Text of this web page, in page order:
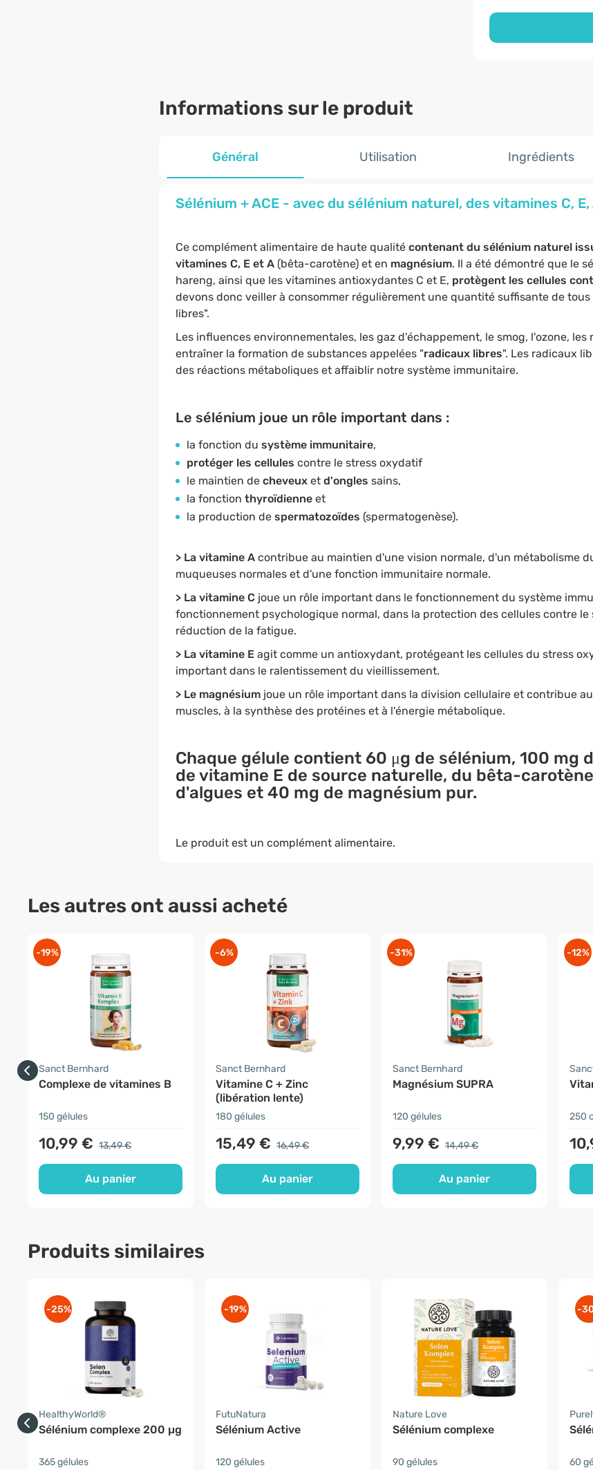
Informations sur le produit
Général Utilisation Ingrédients
Sélénium + ACE - avec du sélénium naturel, des vitamines C,
Ce complément alimentaire de haute qualité contenant du sélénium naturel
vitamines C, E et A (bêta-carotène) et en magnésium. Il a été démontré que le
hareng, ainsi que les vitamines antioxydantes C et E, protègent les cellules
devons donc veiller à consommer régulièrement une quantité suffisante de
libres".
Les influences environnementales, les gaz d'échappement, le smog, l'ozone, les
entraîner la formation de substances appelées "radicaux libres". Les radicaux
des réactions métaboliques et affaiblir notre système immunitaire.
Le sélénium joue un rôle important dans :
la fonction du système immunitaire,
protéger les cellules contre le stress oxydatif
le maintien de cheveux et d'ongles sains,
la fonction thyroïdienne et
la production de spermatozoïdes (spermatogenèse).
> La vitamine A contribue au maintien d'une vision normale, d'un métabolisme
muqueuses normales et d'une fonction immunitaire normale.
> La vitamine Cjoue un rôle important dans le fonctionnement du système
fonctionnement psychologique normal, dans la protection des cellules contre le
réduction de la fatigue.
> La vitamine E agit comme un antioxydant, protégeant les cellules du stress
important dans le ralentissement du vieillissement.
> Le magnésium joue un rôle important dans la division cellulaire et contribue
muscles, à la synthèse des protéines et à l'énergie métabolique.
Chaque gélule contient60 μg de sélénium, 100 mg
de vitamine E de source naturelle, du bêta-
d'algues et 40 mg de magnésium pur.
Le produit est un complément alimentaire.
Les autres ont aussi acheté
-19%
Sanct Bernhard
Complexe de vitamines B
150 gélules
10,99 € 13,49 €
Au panier
-6%
Sanct Bernhard
Vitamine C + Zinc
(libération lente)
180 gélules
15,49 € 16,49 €
Au panier
-31%
Sanct Bernhard
Magnésium SUPRA
120 gélules
9,99 € 14,49 €
Au panier
-12%
250
Produits similaires
-25%
HealthyWorld®
Sélénium complexe 200 µg
365 gélules
-19%
FutuNatura
Sélénium Active
120 gélules
Nature Love
Sélénium complexe
90 gélules
-
60